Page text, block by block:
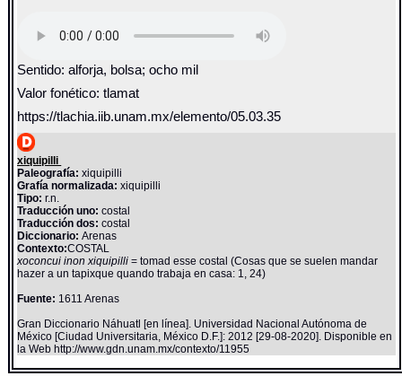
Sentido: alforja, bolsa; ocho mil
Valor fonético: tlamat
https://tlachia.iib.unam.mx/elemento/05.03.35
xiquipilli
Paleografía: xiquipilli
Grafía normalizada: xiquipilli
Tipo: r.n.
Traducción uno: costal
Traducción dos: costal
Diccionario:Arenas
Contexto:COSTAL
xoconcui inon xiquipilli= tomad esse costal (Cosas que se suelen mandar
hazer a un tapixque quando trabaja en casa: 1, 24)
Fuente: 1611 Arenas
Gran Diccionario Náhuatl [en línea]. Universidad Nacional Autónoma de
México [Ciudad Universitaria, México D.F.]: 2012 [29-08-2020]. Disponible en
la Web http://www.gdn.unam.mx/contexto/11955